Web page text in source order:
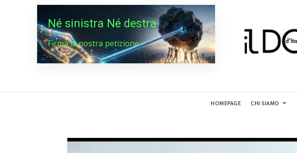
Né sinistra Né destra
Firma la nostra petizione
Firma
HOMEPAGE CHI SIAMO